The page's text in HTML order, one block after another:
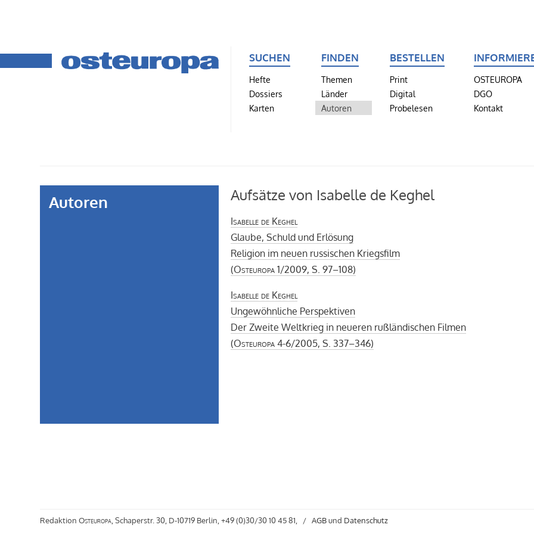
SUCHEN
Hefte
Dossiers
Karten
FINDEN
Themen
Länder
Autoren
BESTELLEN
Print
Digital
Probelesen
OSTEUROPA
DGO
Kontakt
Autoren Aufsätze von Isabelle de Keghel
Isabelle de Keghel
Glaube, Schuld und Erlösung
Religion im neuen russischen Kriegsfilm
(Osteuropa 1/2009, S. 97–108)
Isabelle de Keghel
Ungewöhnliche Perspektiven
Der Zweite Weltkrieg in neueren rußländischen Filmen
(Osteuropa 4-6/2005, S. 337–346)
RedaktionOsteuropa , Schaperstr. 30, D-10719 Berlin, +49 (0)30/30 10 45 81, /AGBund Datenschutz